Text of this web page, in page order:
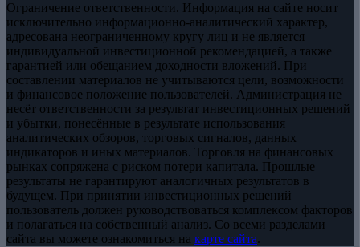
Ограничение ответственности. Информация на сайте носит
исключительно информационно-аналитический характер,
адресована неограниченному кругу лиц и не является
индивидуальной инвестиционной рекомендацией, а также
гарантией или обещанием доходности вложений. При
составлении материалов не учитываются цели, возможности
и финансовое положение пользователей. Администрация не
несёт ответственности за результат инвестиционных решений
и убытки, понесённые в результате использования
аналитических обзоров, торговых сигналов, данных
индикаторов и иных материалов. Торговля на финансовых
рынках сопряжена с риском потери капитала. Прошлые
результаты не гарантируют аналогичных результатов в
будущем. При принятии инвестиционных решений
пользователь должен руководствоваться комплексом факторов
и полагаться на собственный анализ. Со всеми разделами
сайта вы можете ознакомиться на карте сайта.